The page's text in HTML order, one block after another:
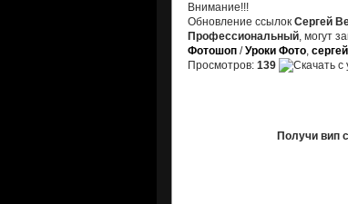
Внимание!!!
Обновление ссылок Сергей
Профессиональный, могут
Фотошоп /Уроки Фото,
Просмотров: 139
Получи вип